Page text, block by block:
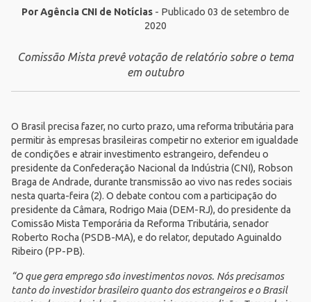
Por Agência CNI de Notícias - Publicado 03 de setembro de
2020
Comissão Mista prevê votação de relatório sobre o tema
em outubro
O Brasil precisa fazer, no curto prazo, uma reforma tributária para
permitir às empresas brasileiras competir no exterior em igualdade
de condições e atrair investimento estrangeiro, defendeu o
presidente da Confederação Nacional da Indústria (CNI), Robson
Braga de Andrade, durante transmissão ao vivo nas redes sociais
nesta quarta-feira (2). O debate contou com a participação do
presidente da Câmara, Rodrigo Maia (DEM-RJ), do presidente da
Comissão Mista Temporária da Reforma Tributária, senador
Roberto Rocha (PSDB-MA), e do relator, deputado Aguinaldo
Ribeiro (PP-PB).
“O que gera emprego são investimentos novos. Nós precisamos
tanto do investidor brasileiro quanto dos estrangeiros e o Brasil